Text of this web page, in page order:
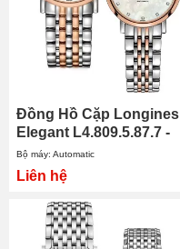
Đồng Hồ Cặp Longines
Elegant L4.809.5.87.7 -
L4.310.5.87.7
Bộ máy: Automatic
Liên hệ